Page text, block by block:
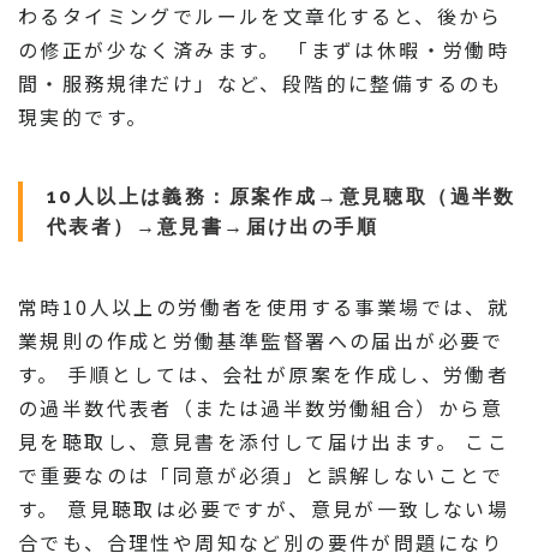
わるタイミングでルールを文章化すると、後から
の修正が少なく済みます。 「まずは休暇・労働時
間・服務規律だけ」など、段階的に整備するのも
現実的です。
10人以上は義務：原案作成→意見聴取（過半数
代表者）→意見書→届け出の手順
常時10人以上の労働者を使用する事業場では、就
業規則の作成と労働基準監督署への届出が必要で
す。 手順としては、会社が原案を作成し、労働者
の過半数代表者（または過半数労働組合）から意
見を聴取し、意見書を添付して届け出ます。 ここ
で重要なのは「同意が必須」と誤解しないことで
す。 意見聴取は必要ですが、意見が一致しない場
合でも、合理性や周知など別の要件が問題になり